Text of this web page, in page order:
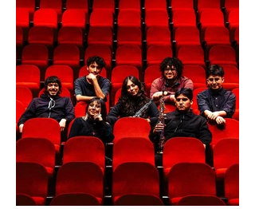
preventa con 20% descuento para los
clientes del mismo banco y 20% para las
personas que se pre inscribieron y el miérc